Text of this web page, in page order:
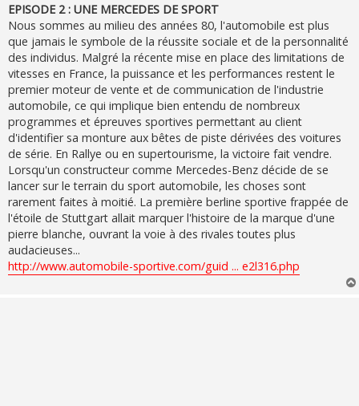
EPISODE 2 : UNE MERCEDES DE SPORT
Nous sommes au milieu des années 80, l'automobile est plus
que jamais le symbole de la réussite sociale et de la personnalité
des individus. Malgré la récente mise en place des limitations de
vitesses en France, la puissance et les performances restent le
premier moteur de vente et de communication de l'industrie
automobile, ce qui implique bien entendu de nombreux
programmes et épreuves sportives permettant au client
d'identifier sa monture aux bêtes de piste dérivées des voitures
de série. En Rallye ou en supertourisme, la victoire fait vendre.
Lorsqu'un constructeur comme Mercedes-Benz décide de se
lancer sur le terrain du sport automobile, les choses sont
rarement faites à moitié. La première berline sportive frappée de
l'étoile de Stuttgart allait marquer l'histoire de la marque d'une
pierre blanche, ouvrant la voie à des rivales toutes plus
audacieuses...
http://www.automobile-sportive.com/guid ... e2l316.php